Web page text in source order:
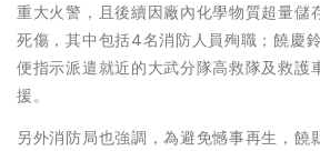
重大火警，且後續因廠內化學物質超量儲
死傷，其中包括4名消防人員殉職；饒慶
便指示派遣就近的大武分隊高救隊及救護
援。
另外消防局也強調，為避免憾事再生，饒